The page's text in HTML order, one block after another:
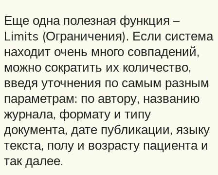
Еще одна полезная функция –
Limits (Ограничения). Если система
находит очень много совпадений,
можно сократить их количество,
введя уточнения по самым разным
параметрам: по автору, названию
журнала, формату и типу
документа, дате публикации, языку
текста, полу и возрасту пациента и
так далее.